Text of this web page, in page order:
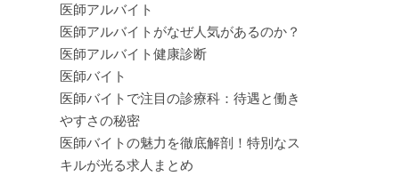
医師アルバイト
医師アルバイトがなぜ人気があるのか？
医師アルバイト健康診断
医師バイト
医師バイトで注目の診療科：待遇と働き
やすさの秘密
医師バイトの魅力を徹底解剖！特別なス
キルが光る求人まとめ